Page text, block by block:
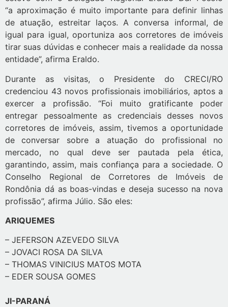
“a aproximação é muito importante para definir linhas
de atuação, estreitar laços. A conversa informal, de
igual para igual, oportuniza aos corretores de imóveis
tirar suas dúvidas e conhecer mais a realidade da nossa
entidade”, afirma Eraldo.
Durante as visitas, o Presidente do CRECI/RO
credenciou 43 novos profissionais imobiliários, aptos a
exercer a profissão. “Foi muito gratificante poder
entregar pessoalmente as credenciais desses novos
corretores de imóveis, assim, tivemos a oportunidade
de conversar sobre a atuação do profissional no
mercado, no qual deve ser pautada pela ética,
garantindo, assim, mais confiança para a sociedade. O
Conselho Regional de Corretores de Imóveis de
Rondônia dá as boas-vindas e deseja sucesso na nova
profissão”, afirma Júlio. São eles:
ARIQUEMES
– JEFERSON AZEVEDO SILVA
– JOVACI ROSA DA SILVA
– THOMAS VINICIUS MATOS MOTA
– EDER SOUSA GOMES
JI-PARANÁ